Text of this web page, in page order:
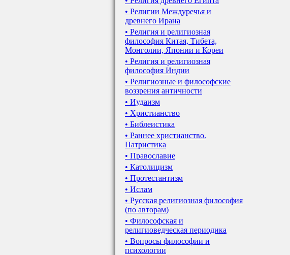
• Религии Междуречья и
древнего Ирана
• Религия и религиозная
философия Китая, Тибета,
Монголии, Японии и Кореи
• Религия и религиозная
философия Индии
• Религиозные и философские
воззрения античности
• Иудаизм
• Христианство
• Библеистика
• Раннее христианство.
Патристика
• Православие
• Католицизм
• Протестантизм
• Ислам
• Русская религиозная философия
(по авторам)
• Философская и
религиоведческая периодика
• Вопросы философии и
психологии